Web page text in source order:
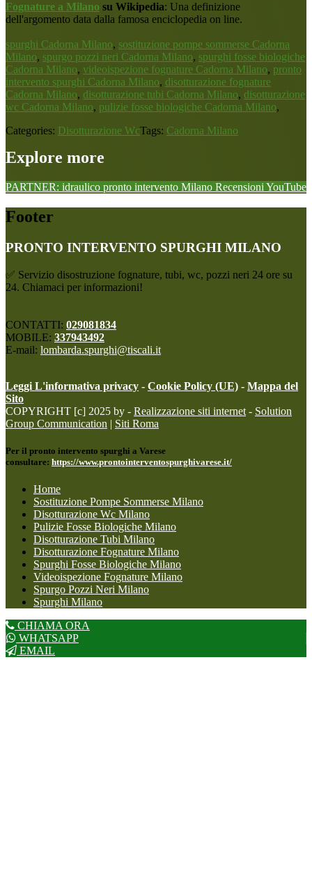
Fognature a Milano su Wikipedia: Una definizione
dell'argomento data dalla famosa enciclopedia on line.
spurghi Cadorna Milano, sostituzione pompe sommerse Cadorna
Milano, spurgo pozzi neri Cadorna Milano, spurghi fosse biologiche
Cadorna Milano, videoispezione fognature Cadorna Milano, pronto
intervento spurghi Cadorna Milano, disotturazione fognature
Cadorna Milano, disotturazione tubi Cadorna Milano, disotturazione
wc Cadorna Milano, pulizie fosse biologiche Cadorna Milano,
Categories: Disotturazione WcTags: Cadorna Milano
Explore more
PARTNER: idraulico pronto intervento Milano Recensioni YouTube
Footer
PRONTO INTERVENTO SPURGHI MILANO
✅ Servizio disostruzione fognature, tubi, wc, pozzi neri 24 ore su
24. Chiamaci per informazioni!
CONTATTI: 029081834
MOBILE: 337943492
E-mail: lombarda.spurghi@tiscali.it
Leggi L'informativa privacy - Cookie Policy (UE) - Mappa del
Sito
COPYRIGHT [c] 2025 by - Realizzazione siti internet - Solution
Group Communication | Siti Roma
Per il pronto intervento spurghi a Varese
consultare: https://www.prontointerventospurghivarese.it/
Home
Sostituzione Pompe Sommerse Milano
Disotturazione Wc Milano
Pulizie Fosse Biologiche Milano
Disotturazione Tubi Milano
Disotturazione Fognature Milano
Spurghi Fosse Biologiche Milano
Videoispezione Fognature Milano
Spurgo Pozzi Neri Milano
Spurghi Milano
CHIAMA ORA
WHATSAPP
EMAIL